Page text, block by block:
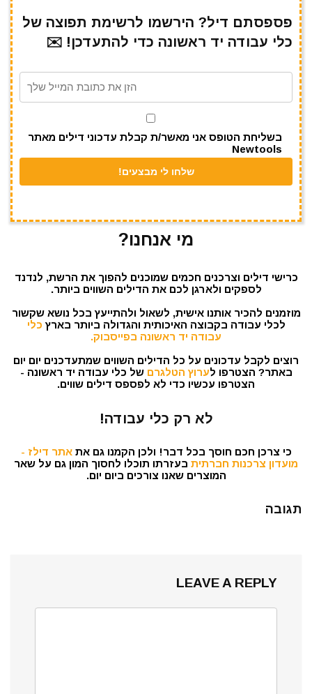
e
b
o
te
r
l
s
A
p
gr
a
m
e
פספסתם דיל? הירשמו לרשימת תפוצה של
כלי עבודה יד ראשונה כדי להתעדכן! ✉️
בשליחת הטופס אני מאשר/ת קבלת עדכוני דילים מאתר
Newtools
מי אנחנו?
כרישי דילים וצרכנים חכמים שמוכנים להפוך את הרשת, לנדנד
לספקים ולארגן לכם את הדילים השווים ביותר.
מוזמנים להכיר אותנו אישית, לשאול ולהתייעץ בכל נושא שקשור
לכלי עבודה בקבוצה האיכותית והגדולה ביותר בארץ כלי
עבודה יד ראשונה בפייסבוק.
רוצים לקבל עדכונים על כל הדילים השווים שמתעדכנים יום יום
באתר? הצטרפו לערוץ הטלגרם של כלי עבודה יד ראשונה -
הצטרפו עכשיו כדי לא לפספס דילים שווים.
לא רק כלי עבודה!
כי צרכן חכם חוסך בכל דבר! ולכן הקמנו גם אתאתר דילז -
מועדון צרכנות חברתית בעזרתו תוכלו לחסוך המון גם על שאר
המוצרים שאנו צורכים ביום יום.
תגובה
LEAVE A REPLY